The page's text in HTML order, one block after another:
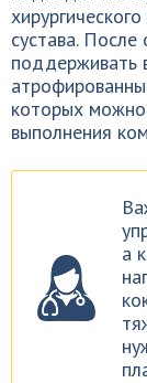
сустава.
поддерживать
которых можно
выполнения
а